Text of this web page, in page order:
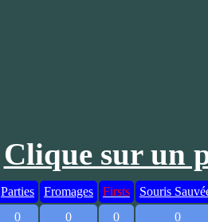
Clique sur un
Parties Fromages Firsts
Souris
0 0 0
0